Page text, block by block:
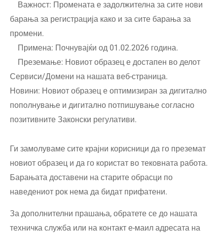
Важност: Промената е задолжителна за сите нови
барања за регистрација како и за сите барања за
промени.
Примена: Почнувајќи од 01.02.2026 година.
Преземање: Новиот образец е достапен во делот
Сервиси/Домени на нашата веб-страница.
Новини: Новиот образец е оптимизиран за дигитално
пополнување и дигитално потпишување согласно
позитивните Законски регулативи.
Ги замолуваме сите крајни корисници да го преземат
новиот образец и да го користат во тековната работа.
Барањата доставени на старите обрасци по
наведениот рок нема да бидат прифатени.
За дополнителни прашања, обратете се до нашата
техничка служба или на контакт е-маил адресата на